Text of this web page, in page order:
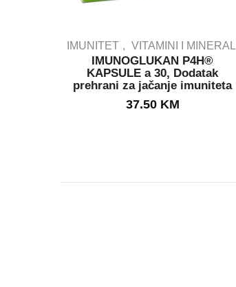
OUT STOCK
IMUNITET VITAMINI I MINERALI
IMUNOGLUKAN P4H®
KAPSULE a 30, Dodatak
prehrani za jačanje imuniteta
37.50 KM